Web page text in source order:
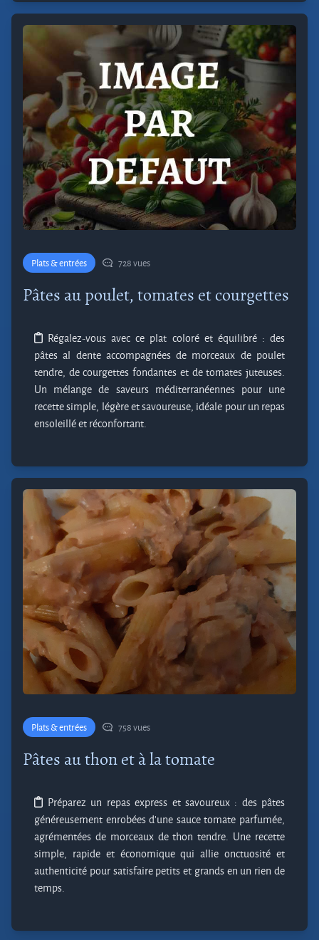
Plats & entrées 728 vues
Pâtes au poulet, tomates et courgettes
Régalez-vous avec ce plat coloré et équilibré : des
pâtes al dente accompagnées de morceaux de poulet
tendre, de courgettes fondantes et de tomates juteuses.
Un mélange de saveurs méditerranéennes pour une
recette simple, légère et savoureuse, idéale pour un repas
ensoleillé et réconfortant.
Plats & entrées 758 vues
Pâtes au thon et à la tomate
Préparez un repas express et savoureux : des pâtes
généreusement enrobées d’une sauce tomate parfumée,
agrémentées de morceaux de thon tendre. Une recette
simple, rapide et économique qui allie onctuosité et
authenticité pour satisfaire petits et grands en un rien de
temps.